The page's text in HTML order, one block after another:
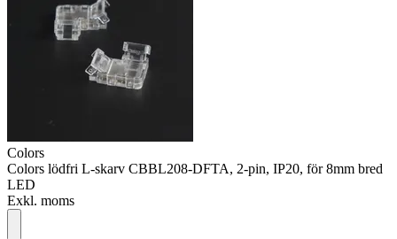
Colors
Colors lödfri L-skarv CBBL208-DFTA, 2-pin, IP20, för 8mm bred
LED
Exkl. moms